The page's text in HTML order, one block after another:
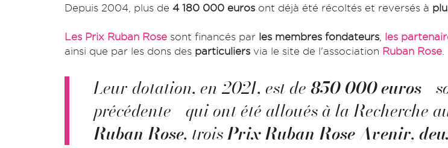
Depuis 2004, plus de 4 180 000 euros ont déjà été récoltés et reversés à
Les Prix Ruban Rose sont financés par les membres fondateurs les
ainsi que par les dons des particuliers via le site de l'association Ruban Rose
Leur dotation, en 2021, est de850 000 euros -
précédente - qui ont été alloués à la Recherche
Ruban Rose, troisPrix Ruban Rose Avenir,